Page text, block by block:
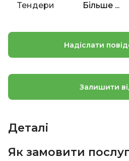
Тендери Більше ...
Надіслати
Залишити
Деталі
Як замовити